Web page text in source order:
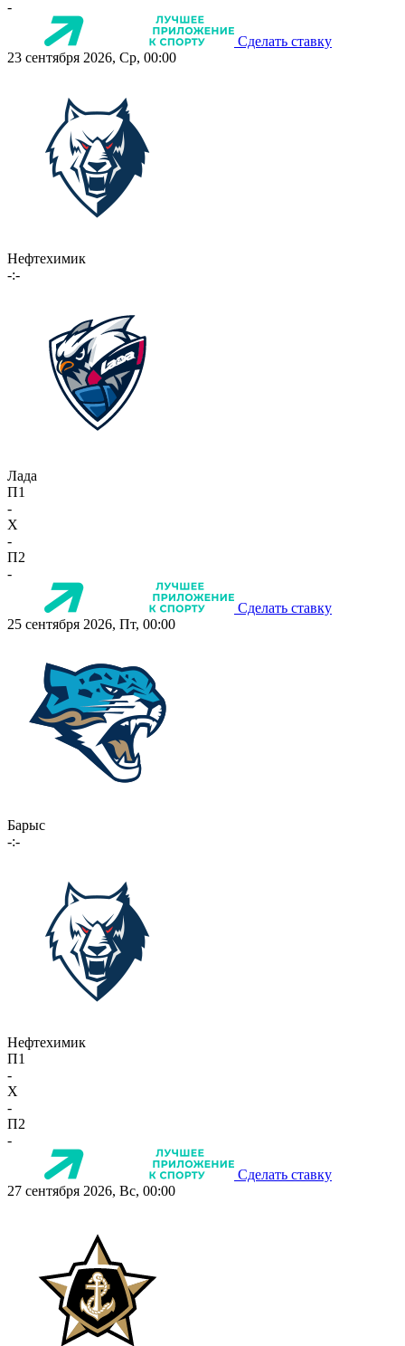
-
Сделать ставку
23 сентября 2026, Ср, 00:00
Нефтехимик
-:-
Лада
П1
-
X
-
П2
-
Сделать ставку
25 сентября 2026, Пт, 00:00
Барыс
-:-
Нефтехимик
П1
-
X
-
П2
-
Сделать ставку
27 сентября 2026, Вс, 00:00